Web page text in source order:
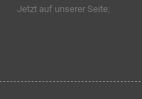
Jetzt auf unserer Seite: